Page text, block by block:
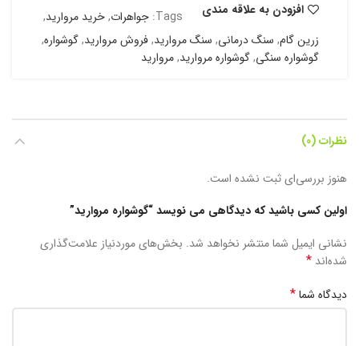
افزودن به علاقه مندی Tags: جواهرات,خرید مروارید,
زرین گام, سنگ درمانی, سنگ مروارید,فروش مروارید,گوشواره,
گوشواره سنگی,گوشواره مروارید,مروارید
نظرات (0)
هنوز بررسی‌ای ثبت نشده است.
اولین کسی باشید که دیدگاهی می نویسد “گوشواره مروارید”
نشانی ایمیل شما منتشر نخواهد شد. بخش‌های موردنیاز علامت‌گذاری
شده‌اند *
دیدگاه شما*